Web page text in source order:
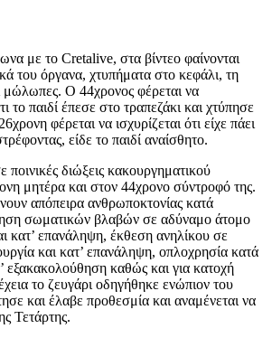
με το Cretalive, στα βίντεο φαίνονται
του όργανα, χτυπήματα στο κεφάλι, τη
μώλωπες. Ο 44χρονος φέρεται να
το παιδί έπεσε στο τραπεζάκι και χτύπησε
φέρεται να ισχυρίζεται ότι είχε πάει
είδε το παιδί αναίσθητο.
διώξεις κακουργηματικού
μητέρα και στον 44χρονο σύντροφό της.
απόπειρα ανθρωποκτονίας κατά
σωματικών βλαβών σε αδύναμο άτομο
κατ’ επανάληψη, έκθεση ανηλίκου σε
και κατ’ επανάληψη, οπλοχρησία κατά
εξακακολούθηση καθώς και για κατοχή
το ζευγάρι οδηγήθηκε ενώπιον του
και έλαβε προθεσμία και αναμένεται να
Τετάρτης.